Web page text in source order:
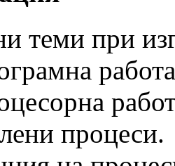
теми при
процеси.